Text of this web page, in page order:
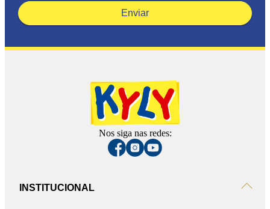
Enviar
Nos siga nas redes:
INSTITUCIONAL